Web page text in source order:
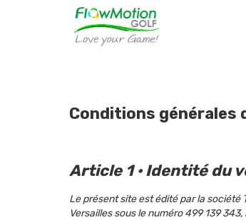
Conditions générales
Article 1 · Identité du
Le présent site est édité par la société
Versailles sous le numéro 499 139